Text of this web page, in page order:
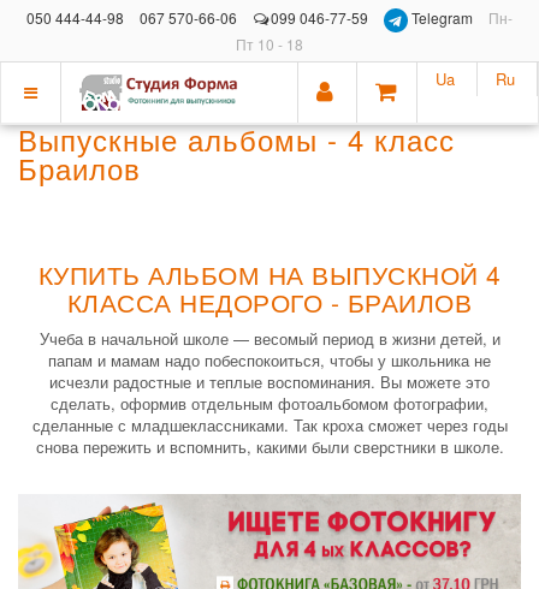
050 444-44-98 067 570-66-06 099 046-77-59 Telegram
Пн-
Пт 10 - 18
Показать
меню
Ua Ru
Выпускные альбомы - 4 класс
Браилов
КУПИТЬ АЛЬБОМ НА ВЫПУСКНОЙ 4
КЛАССА НЕДОРОГО - БРАИЛОВ
Учеба в начальной школе — весомый период в жизни детей, и
папам и мамам надо побеспокоиться, чтобы у школьника не
исчезли радостные и теплые воспоминания. Вы можете это
сделать, оформив отдельным фотоальбомом фотографии,
сделанные с младшеклассниками. Так кроха сможет через годы
снова пережить и вспомнить, какими были сверстники в школе.